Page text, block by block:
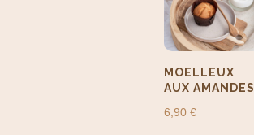
100%
noisette
a
i
v
e
:
MOELLEUX
AUX AMANDES
6,90 €